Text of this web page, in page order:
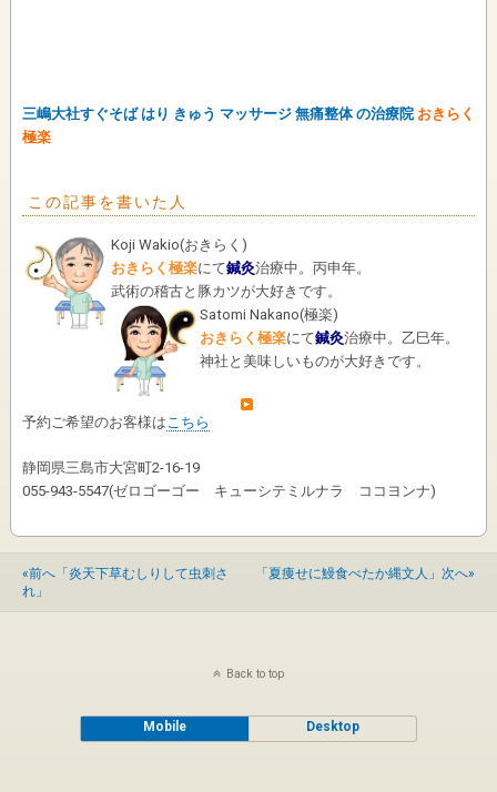
三嶋大社すぐそば はり きゅう マッサージ 無痛整体 の治療院 おきらく
極楽
この記事を書いた人
Koji Wakio(おきらく )
おきらく極楽にて鍼灸治療中。丙申年。
武術の稽古と豚カツが大好きです。
Satomi Nakano(極楽)
おきらく極楽にて鍼灸治療中。乙巳年。
神社と美味しいものが大好きです。
予約ご希望のお客様は こちら
静岡県三島市大宮町2-16-19
055-943-5547(ゼロゴーゴー キューシテミルナラ ココヨンナ)
«前へ「炎天下草むしりして虫刺さ
れ」
「夏痩せに鰻食べたか縄文人」次へ»
Back to top
Mobile Desktop